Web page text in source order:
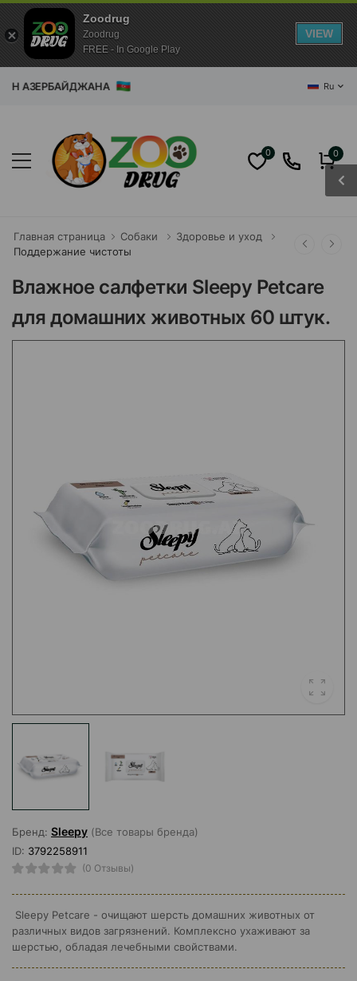
АЗЕРБАЙДЖАНА Ru
0 0
Главная страница Собаки
Здоровье и уход
Поддержание чистоты
Влажное салфетки Sleepy Petcare
для домашних животных 60 штук.
Бренд: Sleepy (Все товары бренда)
ID: 3792258911
(0 Отзывы)
Sleepy Petcare - очищают шерсть домашних животных от
различных видов загрязнений. Комплексно ухаживают за
шерстью, обладая лечебными свойствами.
Zoodrug
Zoodrug
FREE - In Google Play
VIEW